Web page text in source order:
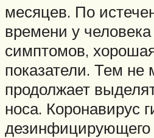
месяцев. По
времени у
симптомов,
показатели. Тем не
продолжает
носа. Коронавирус
дезинфицирующего